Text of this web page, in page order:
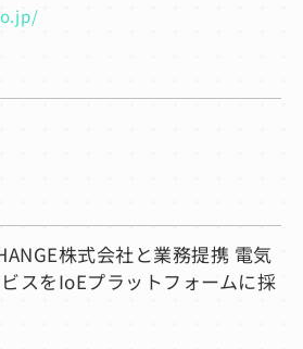
株式会社と業務提携 電気
スをIoEプラットフォームに採